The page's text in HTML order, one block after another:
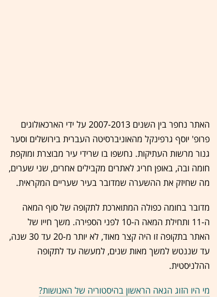
האתר נחפר בין השנים 2007-2013 על ידי הארכאולוגים
פרופ' יוסף גרפינקל מהאוניברסיטה העברית בירושלים וסער
גנור מרשות העתיקות. נחשפו בו שרידי עיר מבוצרת ומוקפת
חומה ובה, באופן חריג לאתרים מקבילים אחרים, שני שערים,
מה שחיזק את ההשערה שמדובר בעיר שעריים המקראית.
מדובר בחומה כפולה המתוארכת לתקופה של סוף המאה
ה-11 ותחילת המאה ה-10 לפני הספירה. משך חייו של
האתר בתקופה זו היה קצר מאוד, לא יותר מ-20 עד 30 שנה,
עד שננטש למשך מאות שנים, למעשה עד לתקופה
ההלניסטית.
מי היו הזוג הגאה הראשון בהיסטוריה של האנושות?